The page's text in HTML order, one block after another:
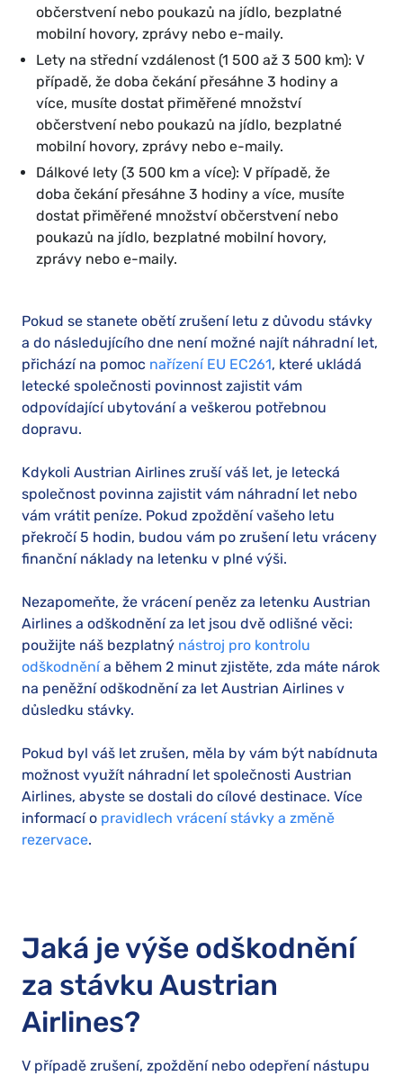
občerstvení nebo poukazů na jídlo, bezplatné
mobilní hovory, zprávy nebo e-maily.
Lety na střední vzdálenost (1 500 až 3 500 km): V
případě, že doba čekání přesáhne 3 hodiny a
více, musíte dostat přiměřené množství
občerstvení nebo poukazů na jídlo, bezplatné
mobilní hovory, zprávy nebo e-maily.
Dálkové lety (3 500 km a více): V případě, že
doba čekání přesáhne 3 hodiny a více, musíte
dostat přiměřené množství občerstvení nebo
poukazů na jídlo, bezplatné mobilní hovory,
zprávy nebo e-maily.
Pokud se stanete obětí zrušení letu z důvodu stávky
a do následujícího dne není možné najít náhradní let,
přichází na pomoc nařízení EU EC261, které ukládá
letecké společnosti povinnost zajistit vám
odpovídající ubytování a veškerou potřebnou
dopravu.
Kdykoli Austrian Airlines zruší váš let, je letecká
společnost povinna zajistit vám náhradní let nebo
vám vrátit peníze. Pokud zpoždění vašeho letu
překročí 5 hodin, budou vám po zrušení letu vráceny
finanční náklady na letenku v plné výši.
Nezapomeňte, že vrácení peněz za letenku Austrian
Airlines a odškodnění za let jsou dvě odlišné věci:
použijte náš bezplatný nástroj pro kontrolu
odškodněnía během 2 minut zjistěte, zda máte nárok
na peněžní odškodnění za let Austrian Airlines v
důsledku stávky.
Pokud byl váš let zrušen, měla by vám být nabídnuta
možnost využít náhradní let společnosti Austrian
Airlines, abyste se dostali do cílové destinace. Více
informací o pravidlech vrácení stávky a změně
rezervace.
Jaká je výše odškodnění
za stávku Austrian
Airlines?
V případě zrušení, zpoždění nebo odepření nástupu